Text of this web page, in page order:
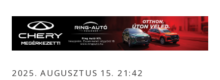
2025. AUGUSZTUS 15. 21:42